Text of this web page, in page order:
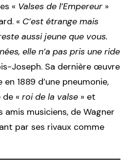
« Valses de l’Empereur »
« C’est étrange mais
aussi jeune que vous.
elle n’a pas pris une ride
Joseph. Sa dernière œuvre
en 1889 d’une pneumonie,
« roi de la valse » et
amis musiciens, de Wagner
par ses rivaux comme